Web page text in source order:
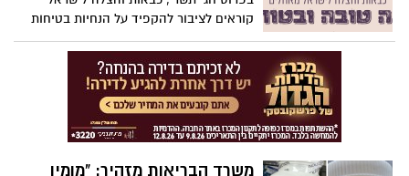
קוראים לציבור להקפיד על הנחיות בטיחות
באש בבית ובאזורי הבילוי
משרד הבריאות מזהיר: "מומיו